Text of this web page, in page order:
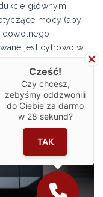
głównym,
mocy (aby
dowolnego
jest cyfrowo w
Cześć!
Czy chcesz,
żebyśmy oddzwonili
do Ciebie za darmo
w 28 sekund?
TAK